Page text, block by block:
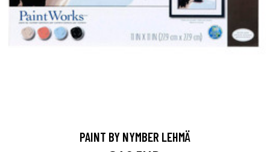
PAINT BY NYMBER LEHMÄ